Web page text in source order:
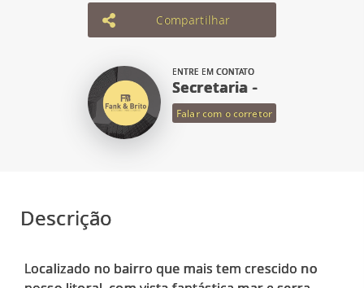
Compartilhar
ENTRE EM CONTATO
Secretaria -
Falar com o corretor
Descrição
Localizado no bairro que mais tem crescido no